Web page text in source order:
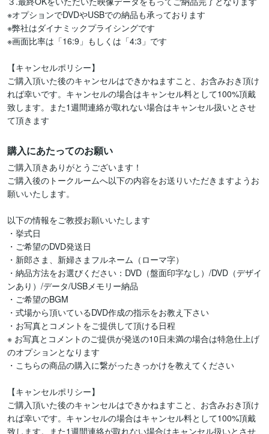
※オプションでDVDやUSBでの納品も承っております
※弊社はダイナミックプライシングです
※画面比率は「16:9」もしくは「4:3」です
【キャンセルポリシー】
ご購入頂いた後のキャンセルはできかねますこと、お含みおき頂け
れば幸いです。キャンセルの場合はキャンセル料として100%頂戴
致します。また1週間連絡が取れない場合はキャンセル扱いとさせ
て頂きます
購入にあたってのお願い
ご購入頂きありがとうございます！
ご購入後のトークルームへ以下の内容をお送りいただきますようお
願いいたします。
以下の情報をご教授お願いいたします
・挙式日
・ご希望のDVD発送日
・新郎さま、新婦さまフルネーム（ローマ字）
・納品方法をお選びください：DVD（盤面印字なし）/DVD（デザイ
ンあり）/データ/USBメモリー納品
・ご希望のBGM
・式場から頂いているDVD作成の指示をお教え下さい
・お写真とコメントをご提供して頂ける日程
※ お写真とコメントのご提供が発送の10日未満の場合は特急仕上げ
のオプションとなります
・こちらの商品の購入に繋がったきっかけを教えてください
【キャンセルポリシー】
ご購入頂いた後のキャンセルはできかねますこと、お含みおき頂け
れば幸いです。キャンセルの場合はキャンセル料として100%頂戴
致します。また1週間連絡が取れない場合はキャンセル扱いとさせ